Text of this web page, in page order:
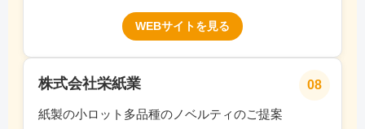
WEBサイトを見る
08
株式会社栄紙業
紙製の小ロット多品種のノベルティのご提案